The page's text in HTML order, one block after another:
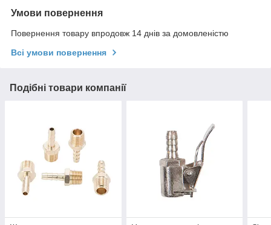
Умови повернення
Повернення товару впродовж 14 днів за домовленістю
Всі умови повернення
Подібні товари компанії